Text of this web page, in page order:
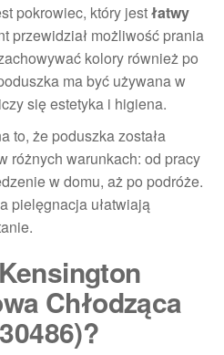
pokrowiec, który jestłatwy
przewidział możliwość prania
kolory również po
ma być używana w
się estetyka i higiena.
to, że poduszka została
różnych warunkach: od pracy
w domu, aż po podróże.
pielęgnacja ułatwiają
Chłodząca